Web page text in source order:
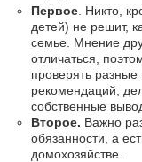
Первое . Никто,
детей) не решит,
семье. Мнение
отличаться,
проверять
рекомендаций,
собственные
Второе. Важно
обязанности, а
домохозяйстве.